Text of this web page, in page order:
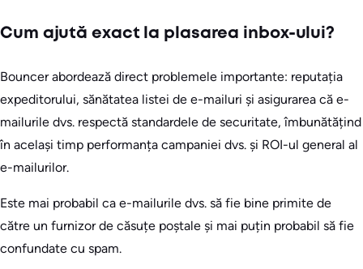
Cum ajută exact la plasarea inbox-ului?
Bouncer abordează direct problemele importante: reputația
expeditorului, sănătatea listei de e-mailuri și asigurarea că e-
mailurile dvs. respectă standardele de securitate, îmbunătățind
în același timp performanța campaniei dvs. și ROI-ul general al
e-mailurilor.
Este mai probabil ca e-mailurile dvs. să fie bine primite de
către un furnizor de căsuțe poștale și mai puțin probabil să fie
confundate cu spam.